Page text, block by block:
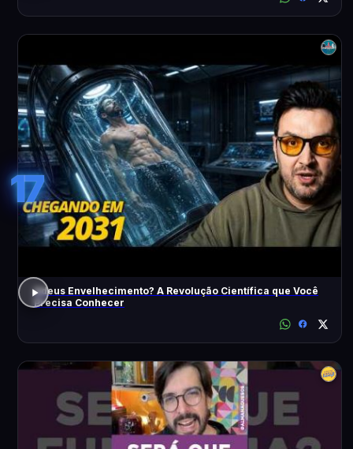
17
Adeus Envelhecimento? A Revolução Científica que Você
Precisa Conhecer